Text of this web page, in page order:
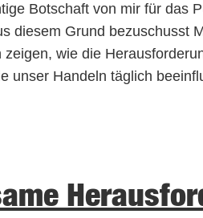
Botschaft von mir für das
diesem Grund bezuschusst
zeigen, wie die
unser Handeln täglich